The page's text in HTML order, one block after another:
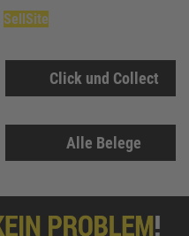
Click und Collect
Alle Belege
SellSite